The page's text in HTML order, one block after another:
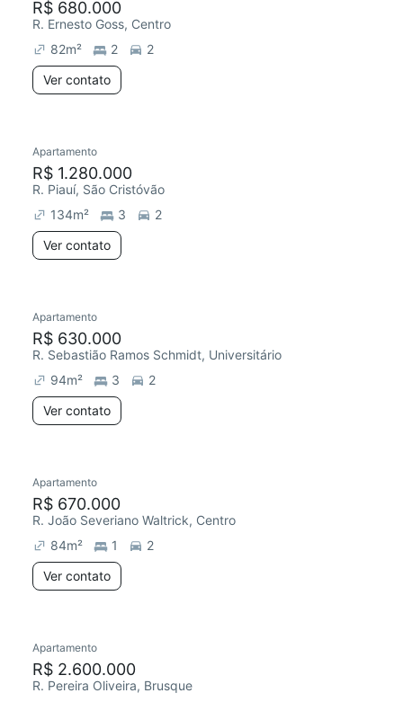
R$ 680.000
R. Ernesto Goss, Centro
82m² 2
2
Ver contato
Redecorar
Apartamento
R$ 1.280.000
R. Piauí, São Cristóvão
134m² 3
2
Ver contato
Apartamento
R$ 630.000
R. Sebastião Ramos Schmidt, Universitário
94m² 3
2
Ver contato
Apartamento
R$ 670.000
R. João Severiano Waltrick, Centro
84m² 1
2
Ver contato
Redecorar
Apartamento
R$ 2.600.000
R. Pereira Oliveira, Brusque